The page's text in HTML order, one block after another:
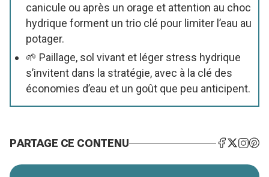
canicule ou après un orage et attention au choc
hydrique forment un trio clé pour limiter l’eau au
potager.
🌱 Paillage, sol vivant et léger stress hydrique
s’invitent dans la stratégie, avec à la clé des
économies d’eau et un goût que peu anticipent.
PARTAGE CE CONTENU